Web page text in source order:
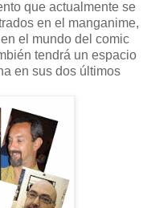
que actualmente se
en el manganime,
el mundo del comic
tendrá un espacio
en sus dos últimos